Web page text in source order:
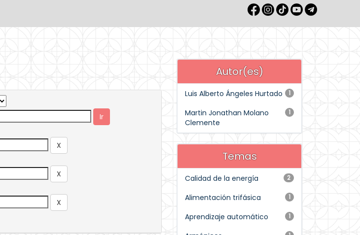
Autor(es)
1
Luis Alberto Ángeles Hurtado
1
Martin Jonathan Molano
Clemente
Temas
2
Calidad de la energía
1
Alimentación trifásica
1
Aprendizaje automático